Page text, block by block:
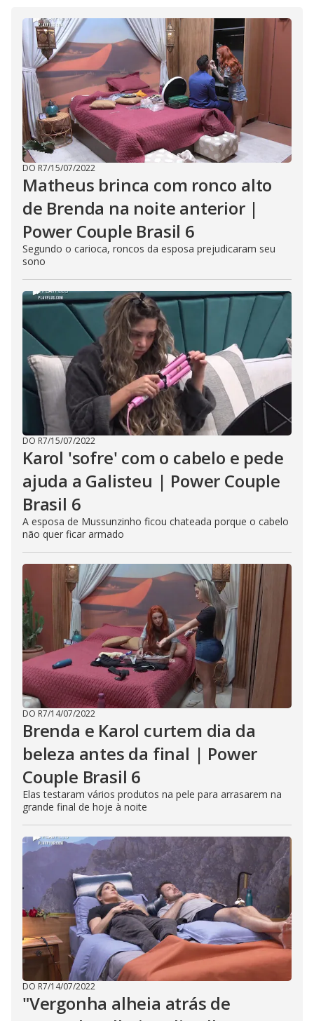
DO R7/15/07/2022
Matheus brinca com ronco alto
de Brenda na noite anterior |
Power Couple Brasil 6
Segundo o carioca, roncos da esposa prejudicaram seu
sono
DO R7/15/07/2022
Karol 'sofre' com o cabelo e pede
ajuda a Galisteu | Power Couple
Brasil 6
A esposa de Mussunzinho ficou chateada porque o cabelo
não quer ficar armado
DO R7/14/07/2022
Brenda e Karol curtem dia da
beleza antes da final | Power
Couple Brasil 6
Elas testaram vários produtos na pele para arrasarem na
grande final de hoje à noite
DO R7/14/07/2022
"Vergonha alheia atrás de